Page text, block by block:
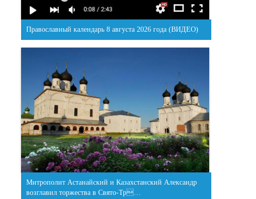
Православный календарь 8 августа 2026 года (ВИДЕО)
Митрополит Астанайский и Казахстанский Александр
возглавил торжества в Свято-Тр…